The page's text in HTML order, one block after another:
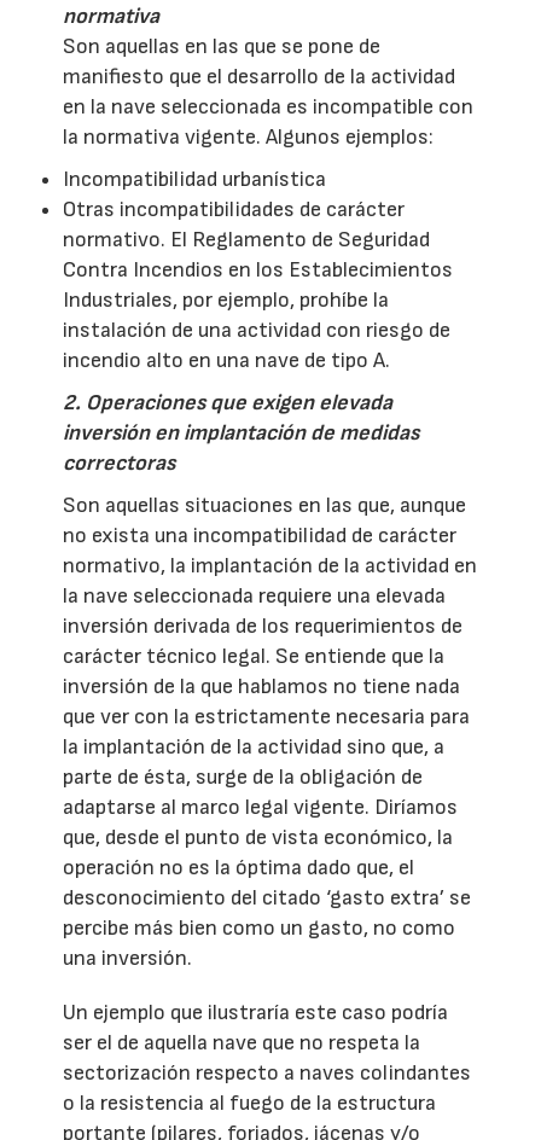
normativa
Son aquellas en las que se pone de
manifiesto que el desarrollo de la actividad
en la nave seleccionada es incompatible con
la normativa vigente. Algunos ejemplos:
Incompatibilidad urbanística
Otras incompatibilidades de carácter
normativo. El Reglamento de Seguridad
Contra Incendios en los Establecimientos
Industriales, por ejemplo, prohíbe la
instalación de una actividad con riesgo de
incendio alto en una nave de tipo A.
2. Operaciones que exigen elevada
inversión en implantación de medidas
correctoras
Son aquellas situaciones en las que, aunque
no exista una incompatibilidad de carácter
normativo, la implantación de la actividad en
la nave seleccionada requiere una elevada
inversión derivada de los requerimientos de
carácter técnico legal. Se entiende que la
inversión de la que hablamos no tiene nada
que ver con la estrictamente necesaria para
la implantación de la actividad sino que, a
parte de ésta, surge de la obligación de
adaptarse al marco legal vigente. Diríamos
que, desde el punto de vista económico, la
operación no es la óptima dado que, el
desconocimiento del citado ‘gasto extra’ se
percibe más bien como un gasto, no como
una inversión.
Un ejemplo que ilustraría este caso podría
ser el de aquella nave que no respeta la
sectorización respecto a naves colindantes
o la resistencia al fuego de la estructura
portante (pilares, forjados, jácenas y/o